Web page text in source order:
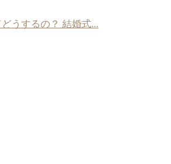
うするの？ 結婚式...